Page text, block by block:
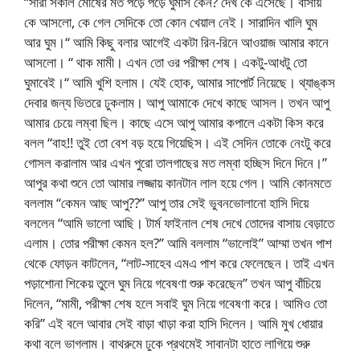
কে আসলো, কে গেল সেদিকে তো কোন খেয়াল নেই। সারাদিন খালি ঘুম
আর ঘুম।“ আমি কিছু বলার আগেই একটা রিন-রিনে আওয়াজ আমার কানে
আসলো। “ থাক মামী। এখন তো ওর পরীক্ষা শেষ। একটু-আধটু তো
ঘুমাবেই।“ আমি খুশি হলাম। যেই হোক, আমার সাপোর্ট নিয়েছে। থ্যাঙ্কস
দেবার জন্য ভিতরে ঢুকলাম। আপু আমাকে দেখে কাছে আসল। তখন আপু
আমার চেয়ে লম্বা ছিল। কাছে এসে আপু আমার কপালে একটা কিস করে
বলল “বাহ!! তুই তো বেশ বড় হয়ে গিয়েছিস। এই সেদিন তোকে নেংটু করে
গোসল করালাম আর এখন পুরো তালগাছের মত লম্বা হচ্ছিস দিনে দিনে।”
আপুর কথা শুনে তো আমার লজ্জায় কানটান লাল হয়ে গেল। আমি কোনমতে
বললাম “কেমন আছ আপু??” আপু তার সেই ভুবনভোলানো হাসি দিয়ে
বললেন “আমি ভালো আছি। টার্ম ফাইনাল শেষ দেখে তোদের বাসায় বেড়াতে
এলাম। তোর পরীক্ষা কেমন হল?” আমি বললাম “ভালোই” আম্মা তখন পাশ
থেকে ফোড়ন কাটলেন, “লাট-সাহেব এমএ পাশ করে ফেলেছেন। তাই এখন
পড়াশোনা শিকেয় তুলে ঘুম নিয়ে গবেষণা শুরু করেছেন” তখন আপু বাঁচিয়ে
দিলেন, “মামী, পরীক্ষা শেষ হলে সবাই ঘুম নিয়ে গবেষণা করে। আমিও তো
করি” এই বলে আবার সেই বাড়া খাড়া করা হাসি দিলেন। আমি মুখ ধোয়ার
কথা বলে ভাগলাম। বাথরুমে ঢুকে প্রথমেই সাবানটা হাতে লাগিয়ে শুরু